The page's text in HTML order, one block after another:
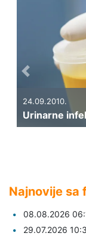
24.09.2010.
Urinarne
Previous
Najnovije sa
08.08.2026
29.07.2026